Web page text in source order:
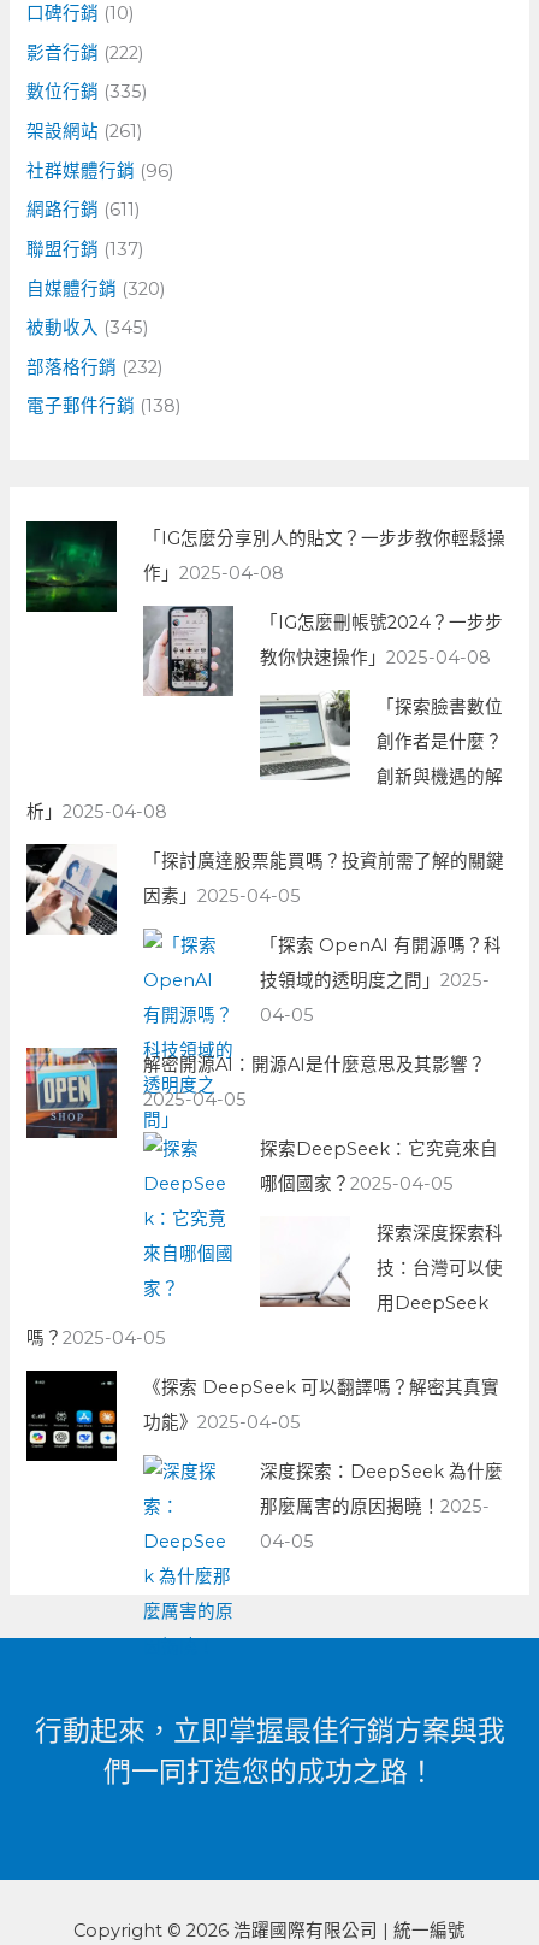
口碑行銷 (10)
影音行銷 (222)
數位行銷 (335)
架設網站 (261)
社群媒體行銷 (96)
網路行銷 (611)
聯盟行銷 (137)
自媒體行銷 (320)
被動收入 (345)
部落格行銷 (232)
電子郵件行銷 (138)
「IG怎麼分享別人的貼文？一步步教你輕鬆操
作」2025-04-08
「IG怎麼刪帳號2024？一步步
教你快速操作」2025-04-08
「探索臉書數位
創作者是什麼？
創新與機遇的解
析」2025-04-08
「探討廣達股票能買嗎？投資前需了解的關鍵
因素」2025-04-05
「探索 OpenAI 有開源嗎？科
技領域的透明度之問」2025-
04-05
解密開源AI：開源AI是什麼意思及其影響？
2025-04-05
探索DeepSeek：它究竟來自
哪個國家？2025-04-05
探索深度探索科
技：台灣可以使
用DeepSeek
嗎？2025-04-05
《探索 DeepSeek 可以翻譯嗎？解密其真實
功能》2025-04-05
深度探索：DeepSeek 為什麼
那麼厲害的原因揭曉！2025-
04-05
行動起來，立即掌握最佳行銷方案與我
們一同打造您的成功之路！
Copyright © 2026 浩躍國際有限公司 | 統一編號